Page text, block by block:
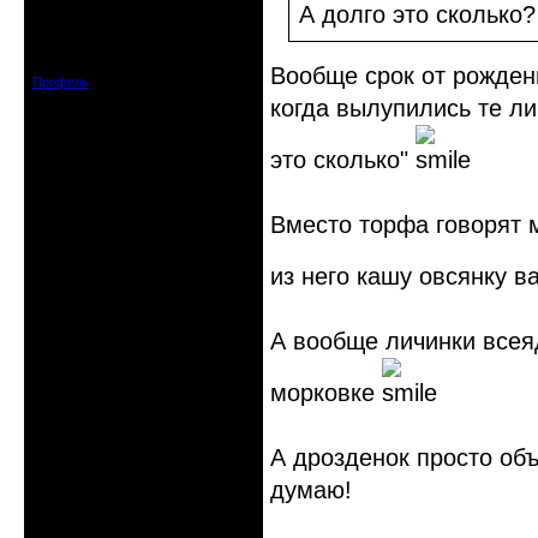
Профиль
А долго это сколько?
Вообще срок от
когда вылупились те
это сколько"
Вместо торфа говорят
из него кашу овсянку
А вообще личинки
морковке
А дрозденок просто
думаю!